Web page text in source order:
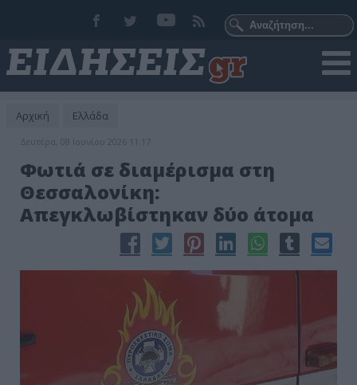
Αρχική Ελλάδα
Δευτέρα, 08 Ιουνίου 2026 11:17
Φωτιά σε διαμέρισμα στη
Θεσσαλονίκη:
Απεγκλωβίστηκαν δύο άτομα